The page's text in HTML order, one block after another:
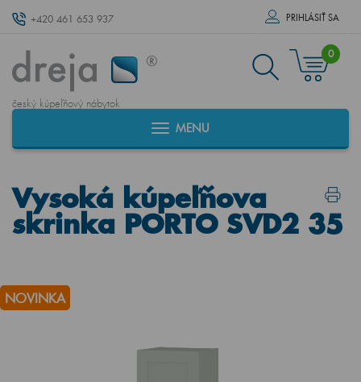
+420 461 653 937 PRIHLÁSIŤ SA
český kúpeľňový nábytok
0
MENU
Vysoká kúpeľňova
skrinka PORTO SVD2 35
NOVINKA